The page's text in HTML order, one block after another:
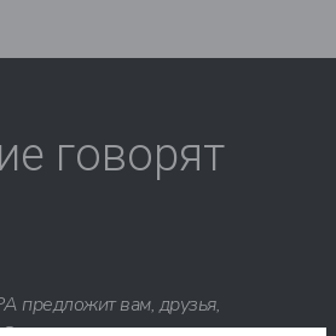
говорят
предложит вам, друзья,